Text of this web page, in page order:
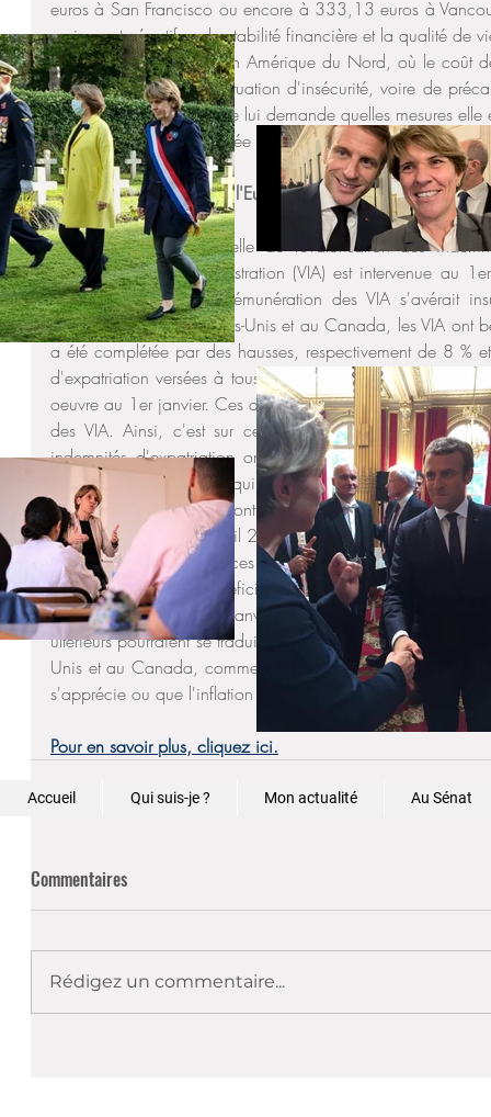
euros à San Francisco ou encore à 333,13 euros à
un impact négatif sur la stabilité financière et la qualité de
largement inflationniste en Amérique du Nord, où le coût
derniers se trouvent en situation d'insécurité, voire de
de rompre leur contrat.Elle lui demande quelles mesures
perçue par les VIA soit fixée de manière pérenne et en
Réponse du Ministère de l'Europe et des affaires
Une mesure exceptionnelle de revalorisation des
internationaux en administration (VIA) est intervenue au
pays dans lesquels la rémunération des VIA s'avérait
incompressibles. Aux Etats-Unis et au Canada, les VIA ont
a été complétée par des hausses, respectivement de 8 %
d'expatriation versées à tous les personnels de l'Etat dans
oeuvre au 1er janvier. Ces augmentations ont été
des VIA. Ainsi, c'est sur cette base rehaussée que les
indemnités d'expatriation ont ensuite été appliqués,
juillet. Ces ajustements, qui sont réalisés tous les ans et
l'évolution des changes, ont entraîné mécaniquement une
des VIA depuis le 1er avril 2023, dans un contexte de net
la monnaie locale dans ces deux pays. En dépit de ces
Unis et au Canada bénéficient d'un niveau de
la revalorisation au 1er janvier dernier n'était pas
ultérieurs pourraient se traduire par des hausses des
Unis et au Canada, comme ce fut le cas tout au long de
s'apprécie ou que l'inflation locale est supérieure à
Pour en savoir plus, cliquez ici.
Commentaires
Rédigez un commentaire...
Accueil Qui suis-je ? Mon actualité Au Sénat